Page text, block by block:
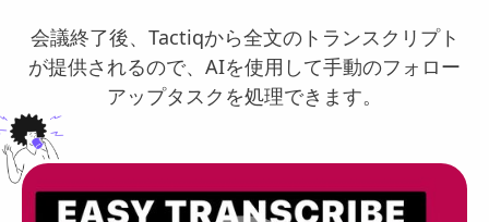
会議終了後、Tactiqから全文のトランスクリプト
が提供されるので、AIを使用して手動のフォロー
アップタスクを処理できます。